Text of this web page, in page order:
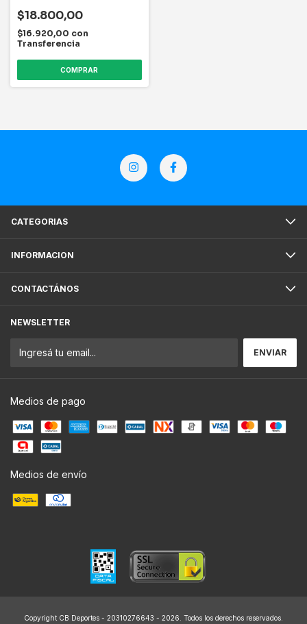
$18.800,00
$16.920,00 con
Transferencia
CATEGORIAS
INFORMACION
CONTACTÁNOS
NEWSLETTER
Medios de pago
Medios de envío
Copyright CB Deportes - 20310276643 - 2026. Todos los derechos reservados.